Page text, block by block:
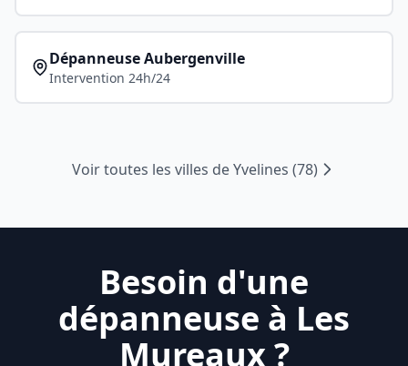
DépanneuseAubergenville
Intervention 24h/24
Voir toutes les villes deYvelines (78)
Besoin d'une
dépanneuse à Les
Mureaux?